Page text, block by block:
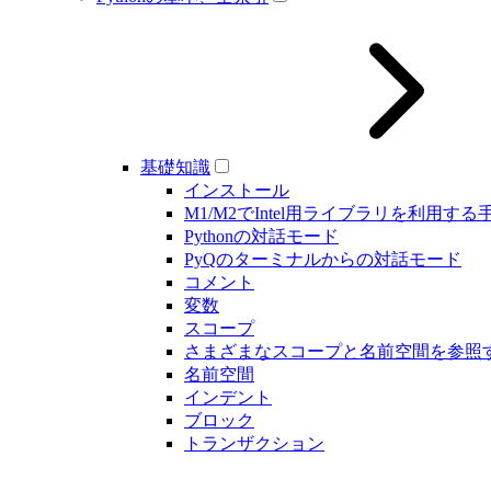
基礎知識
インストール
M1/M2でIntel用ライブラリを利用する
Pythonの対話モード
PyQのターミナルからの対話モード
コメント
変数
スコープ
さまざまなスコープと名前空間を参照
名前空間
インデント
ブロック
トランザクション